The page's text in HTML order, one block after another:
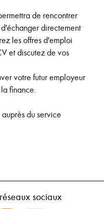
de rencontrer
directement
les offres d'emploi
et discutez de vos
votre futur employeur
finance.
du service
sociaux